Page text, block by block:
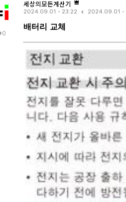
0
세상의모든계산기
2024.09.01 - 23:22 2024.09.01 -
배터리 교체